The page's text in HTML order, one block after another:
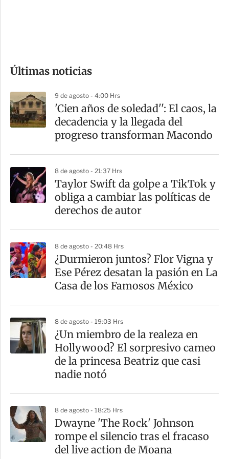
m
a
r
t
Últimas noticias
9 de agosto - 4:00 Hrs
'Cien años de soledad'': El caos, la
decadencia y la llegada del
progreso transforman Macondo
8 de agosto - 21:37 Hrs
Taylor Swift da golpe a TikTok y
obliga a cambiar las políticas de
derechos de autor
8 de agosto - 20:48 Hrs
¿Durmieron juntos? Flor Vigna y
Ese Pérez desatan la pasión en La
Casa de los Famosos México
8 de agosto - 19:03 Hrs
¿Un miembro de la realeza en
Hollywood? El sorpresivo cameo
de la princesa Beatriz que casi
nadie notó
8 de agosto - 18:25 Hrs
Dwayne 'The Rock' Johnson
rompe el silencio tras el fracaso
del live action de Moana